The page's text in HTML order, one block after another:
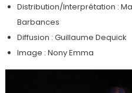
Distribution/Interprétation :
Barbances
Diffusion : Guillaume Dequick
Image : Nony Emma